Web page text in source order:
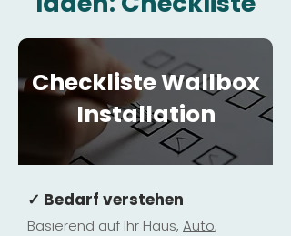
Checkliste Wallbox
Installation
✓ Bedarf verstehen
Basierend auf Ihr Haus, Auto,